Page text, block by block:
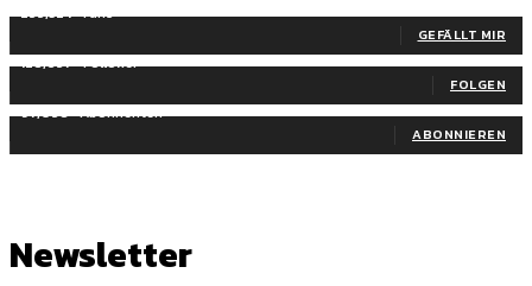
255,324 Fans
GEFÄLLT MIR
128,657 Follower
FOLGEN
97,058 Abonnenten
ABONNIEREN
Newsletter